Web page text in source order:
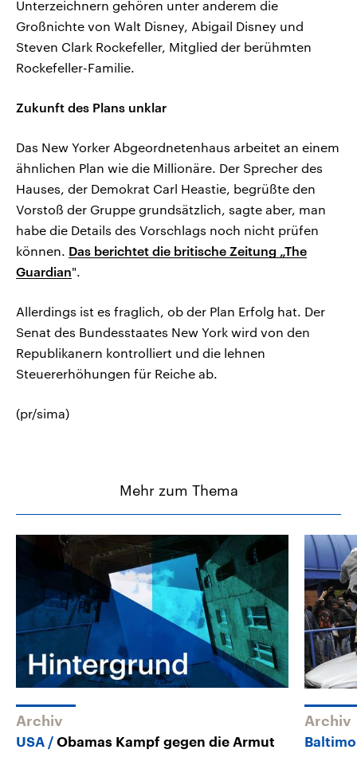
Unterzeichnern gehören unter anderem die
Großnichte von Walt Disney, Abigail Disney und
Steven Clark Rockefeller, Mitglied der berühmten
Rockefeller-Familie.
Zukunft des Plans unklar
Das New Yorker Abgeordnetenhaus arbeitet an einem
ähnlichen Plan wie die Millionäre. Der Sprecher des
Hauses, der Demokrat Carl Heastie, begrüßte den
Vorstoß der Gruppe grundsätzlich, sagte aber, man
habe die Details des Vorschlags noch nicht prüfen
können. Das berichtet die britische Zeitung „The
Guardian".
Allerdings ist es fraglich, ob der Plan Erfolg hat. Der
Senat des Bundesstaates New York wird von den
Republikanern kontrolliert und die lehnen
Steuererhöhungen für Reiche ab.
(pr/sima)
Mehr zum Thema
Archiv
USA Obamas Kampf gegen die Armut
Archiv